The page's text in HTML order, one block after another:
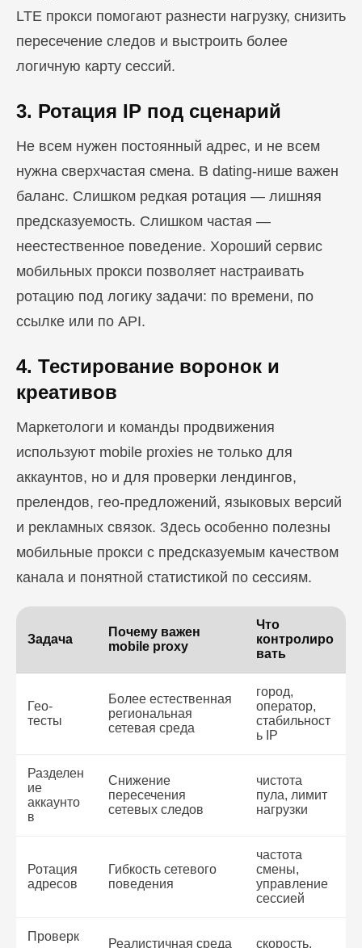
LTE прокси помогают разнести нагрузку, снизить
пересечение следов и выстроить более
логичную карту сессий.
3. Ротация IP под сценарий
Не всем нужен постоянный адрес, и не всем
нужна сверхчастая смена. В dating-нише важен
баланс. Слишком редкая ротация — лишняя
предсказуемость. Слишком частая —
неестественное поведение. Хороший сервис
мобильных прокси позволяет настраивать
ротацию под логику задачи: по времени, по
ссылке или по API.
4. Тестирование воронок и
креативов
Маркетологи и команды продвижения
используют mobile proxies не только для
аккаунтов, но и для проверки лендингов,
прелендов, гео-предложений, языковых версий
и рекламных связок. Здесь особенно полезны
мобильные прокси с предсказуемым качеством
канала и понятной статистикой по сессиям.
Задача
Почему важен
mobile proxy
Что
контролиро
вать
Гео-
тесты
Более естественная
региональная
сетевая среда
город,
оператор,
стабильност
ь IP
Разделен
ие
аккаунто
в
Снижение
пересечения
сетевых следов
чистота
пула, лимит
нагрузки
Ротация
адресов
Гибкость сетевого
поведения
частота
смены,
управление
сессией
Проверк
Реалистичная среда
скорость,